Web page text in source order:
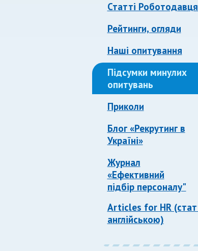
Статті
Рейтинги, огляди
Наші опитування
Підсумки минулих
опитувань
Приколи
Блог «Рекрутинг в
Україні»
Журнал
«Ефективний
підбір персоналу"
Articles for HR
англійською)